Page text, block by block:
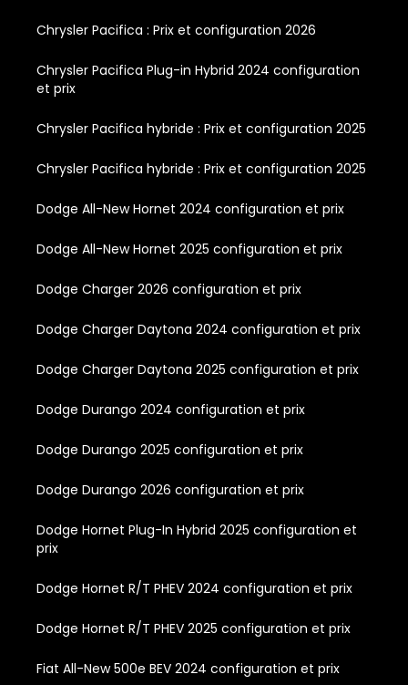
Chrysler Pacifica : Prix et configuration 2026
Chrysler Pacifica Plug-in Hybrid 2024 configuration
et prix
Chrysler Pacifica hybride : Prix et configuration 2025
Chrysler Pacifica hybride : Prix et configuration 2025
Dodge All-New Hornet 2024 configuration et prix
Dodge All-New Hornet 2025 configuration et prix
Dodge Charger 2026 configuration et prix
Dodge Charger Daytona 2024 configuration et prix
Dodge Charger Daytona 2025 configuration et prix
Dodge Durango 2024 configuration et prix
Dodge Durango 2025 configuration et prix
Dodge Durango 2026 configuration et prix
Dodge Hornet Plug-In Hybrid 2025 configuration et
prix
Dodge Hornet R/T PHEV 2024 configuration et prix
Dodge Hornet R/T PHEV 2025 configuration et prix
Fiat All-New 500e BEV 2024 configuration et prix